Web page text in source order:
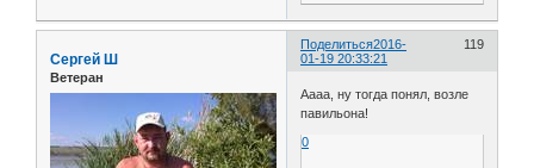
Поделиться 119
2016-
01-19 20:33:21
Сергей Ш
Ветеран
Аааа, ну тогда понял, возле
павильона!
0